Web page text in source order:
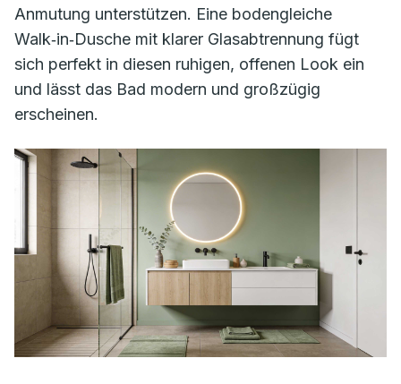
Anmutung unterstützen. Eine bodengleiche
Walk‑in‑Dusche mit klarer Glasabtrennung fügt
sich perfekt in diesen ruhigen, offenen Look ein
und lässt das Bad modern und großzügig
erscheinen.